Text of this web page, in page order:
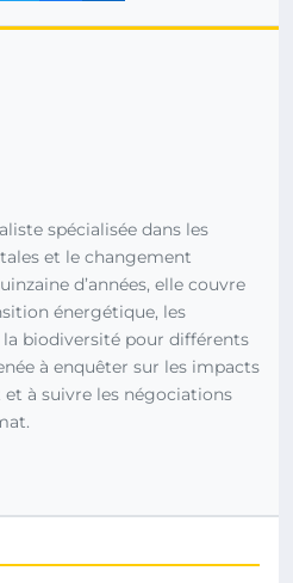
spécialisée dans les
et le changement
d’années, elle couvre
énergétique, les
biodiversité pour différents
à enquêter sur les impacts
à suivre les négociations